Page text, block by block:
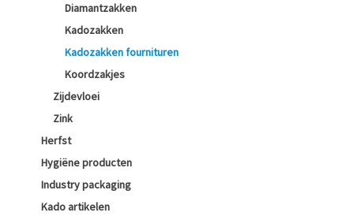
Diamantzakken
Kadozakken
Kadozakken fournituren
Koordzakjes
Zijdevloei
Zink
Herfst
Hygiëne producten
Industry packaging
Kado artikelen